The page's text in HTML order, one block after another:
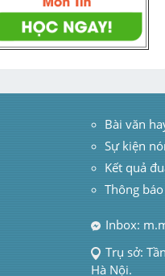
Bài văn
Sự kiện
Kết quả
Thông báo
Inbox:
Trụ sở:
Hà Nội.